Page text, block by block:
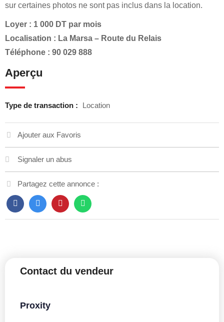
sur certaines photos ne sont pas inclus dans la location.
Loyer : 1 000 DT par mois
Localisation : La Marsa – Route du Relais
Téléphone : 90 029 888
Aperçu
Type de transaction : Location
Ajouter aux Favoris
Signaler un abus
Partagez cette annonce :
Contact du vendeur
Proxity